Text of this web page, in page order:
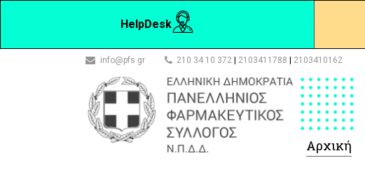
HelpDesk
info@pfs.gr 210 34 10 372 2103411788 2103410162
Αρχική